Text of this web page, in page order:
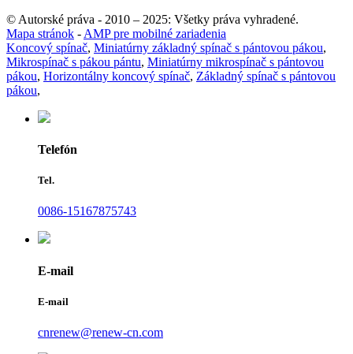
© Autorské práva - 2010 – 2025: Všetky práva vyhradené.
Mapa stránok - AMP pre mobilné zariadenia
Koncový spínač, Miniatúrny základný spínač s pántovou pákou,
Mikrospínač s pákou pántu, Miniatúrny mikrospínač s pántovou
pákou, Horizontálny koncový spínač, Základný spínač s pántovou
pákou,
Telefón
Tel.
0086-15167875743
E-mail
E-mail
cnrenew@renew-cn.com